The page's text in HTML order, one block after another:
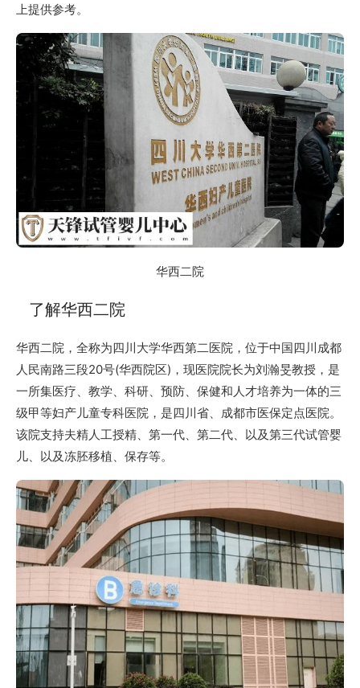
上提供参考。
华西二院
了解华西二院
华西二院，全称为四川大学华西第二医院，位于中国四川成都
人民南路三段20号(华西院区)，现医院院长为刘瀚旻教授，是
一所集医疗、教学、科研、预防、保健和人才培养为一体的三
级甲等妇产儿童专科医院，是四川省、成都市医保定点医院。
该院支持夫精人工授精、第一代、第二代、以及第三代试管婴
儿、以及冻胚移植、保存等。